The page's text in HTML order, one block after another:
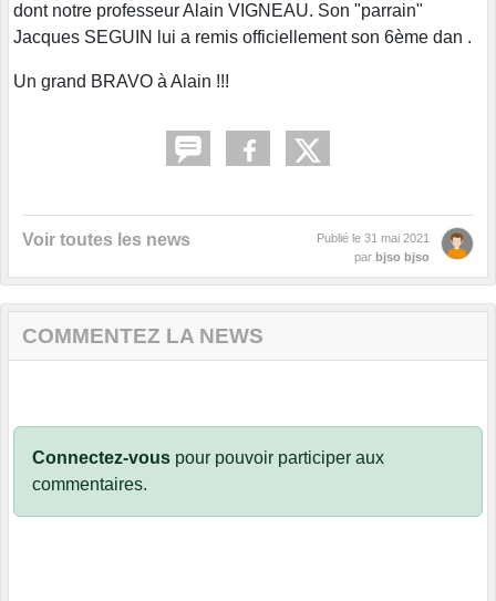
dont notre professeur Alain VIGNEAU. Son "parrain"
Jacques SEGUIN lui a remis officiellement son 6ème dan .
Un grand BRAVO à Alain !!!
Voir toutes les news Publié le 31 mai 2021
par bjso bjso
COMMENTEZ LA NEWS
Connectez-vous pour pouvoir participer aux
commentaires.